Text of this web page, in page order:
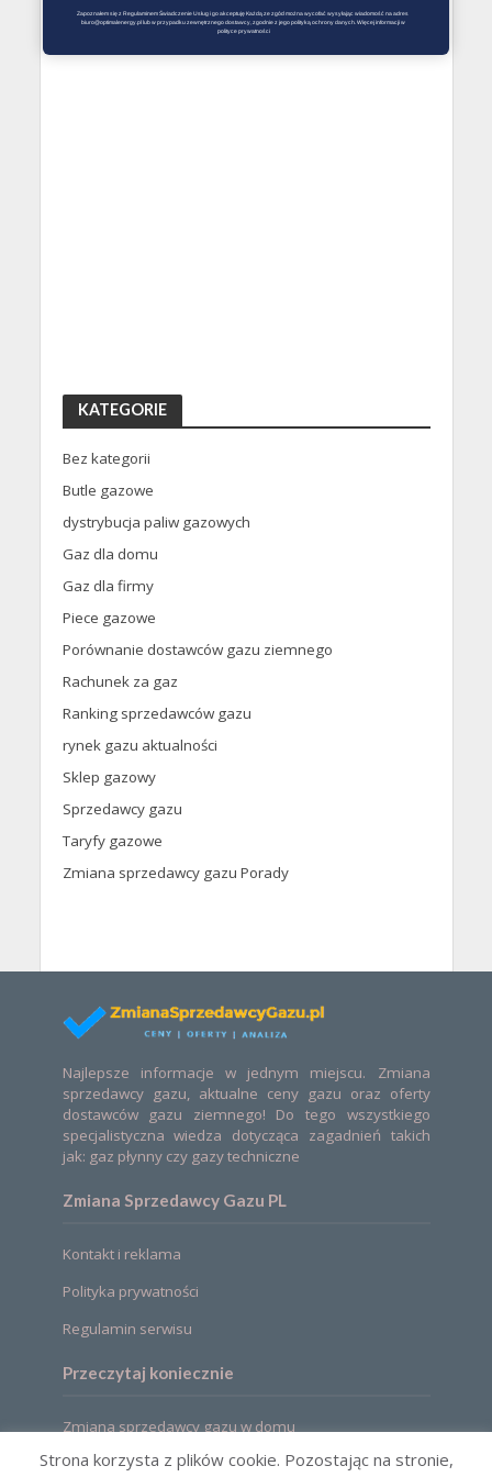
KATEGORIE
Bez kategorii
Butle gazowe
dystrybucja paliw gazowych
Gaz dla domu
Gaz dla firmy
Piece gazowe
Porównanie dostawców gazu ziemnego
Rachunek za gaz
Ranking sprzedawców gazu
rynek gazu aktualności
Sklep gazowy
Sprzedawcy gazu
Taryfy gazowe
Zmiana sprzedawcy gazu Porady
Najlepsze informacje w jednym miejscu. Zmiana
sprzedawcy gazu, aktualne ceny gazu oraz oferty
dostawców gazu ziemnego! Do tego wszystkiego
specjalistyczna wiedza dotycząca zagadnień takich
jak: gaz płynny czy gazy techniczne
Zmiana Sprzedawcy Gazu PL
Kontakt i reklama
Polityka prywatności
Regulamin serwisu
Przeczytaj koniecznie
Zmiana sprzedawcy gazu w domu
Zapoznałem się z Regulaminem Świadczenie Usług i go akceptuję Każdą ze zgód można wycofać wysyłając wiadomość na adres
biuro@optimalenergy.pl lub w przypadku zewnętrznego dostawcy, zgodnie z jego polityką ochrony danych. Więcej informacji w
polityce prywatności
Strona korzysta z plików cookie. Pozostając na stronie,